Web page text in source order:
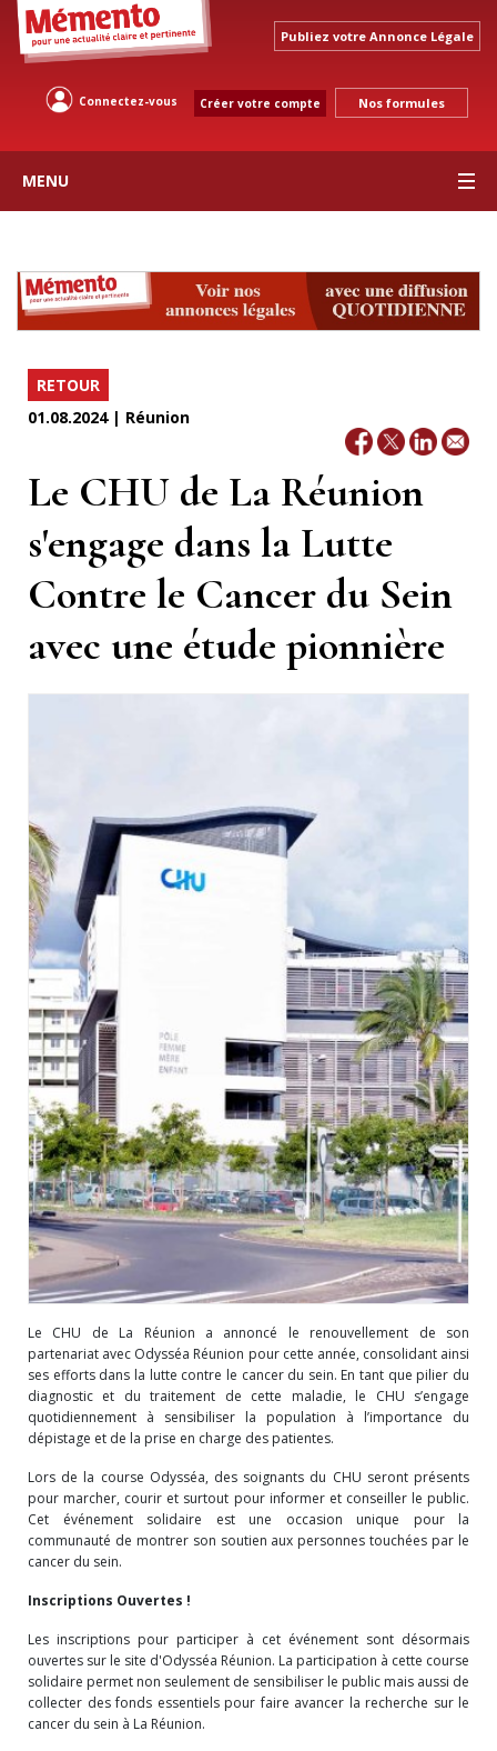
Publiez votre Annonce Légale
Connectez-vous Créer votre compte Nos formules
MENU
RETOUR
01.08.2024 | Réunion
Le CHU de La Réunion
s'engage dans la Lutte
Contre le Cancer du Sein
avec une étude pionnière
Le CHU de La Réunion a annoncé le renouvellement de son
partenariat avec Odysséa Réunion pour cette année, consolidant ainsi
ses efforts dans la lutte contre le cancer du sein. En tant que pilier du
diagnostic et du traitement de cette maladie, le CHU s’engage
quotidiennement à sensibiliser la population à l’importance du
dépistage et de la prise en charge des patientes.
Lors de la course Odysséa, des soignants du CHU seront présents
pour marcher, courir et surtout pour informer et conseiller le public.
Cet événement solidaire est une occasion unique pour la
communauté de montrer son soutien aux personnes touchées par le
cancer du sein.
Inscriptions Ouvertes !
Les inscriptions pour participer à cet événement sont désormais
ouvertes sur le site d'Odysséa Réunion. La participation à cette course
solidaire permet non seulement de sensibiliser le public mais aussi de
collecter des fonds essentiels pour faire avancer la recherche sur le
cancer du sein à La Réunion.